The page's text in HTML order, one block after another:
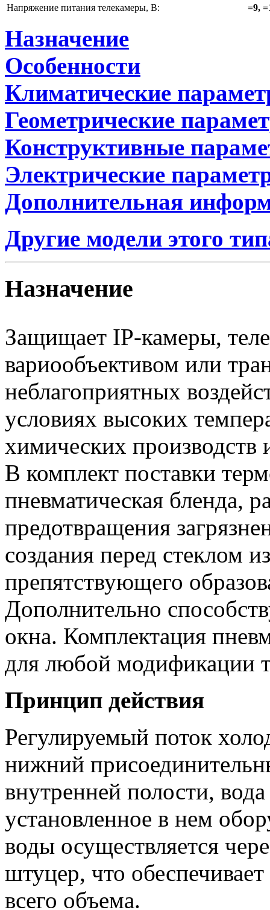
Напряжение питания телекамеры, В:
=9,
Назначение
Особенности
Климатические
Геометрические
Конструктивные
Электрические
Дополнительная
Другие модели этого
Назначение
Защищает IP-камеры,
вариообъективом или
неблагоприятных
условиях высоких
химических производств
В комплект поставки
пневматическая бленда,
предотвращения
создания перед стеклом
препятствующего
Дополнительно
окна. Комплектация
для любой модификации
Принцип действия
Регулируемый поток
нижний
внутренней полости,
установленное в нем
воды осуществляется
штуцер, что
всего объема.